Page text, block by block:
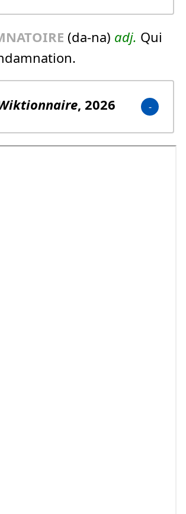
(da-na) adj. Qui
, 2026